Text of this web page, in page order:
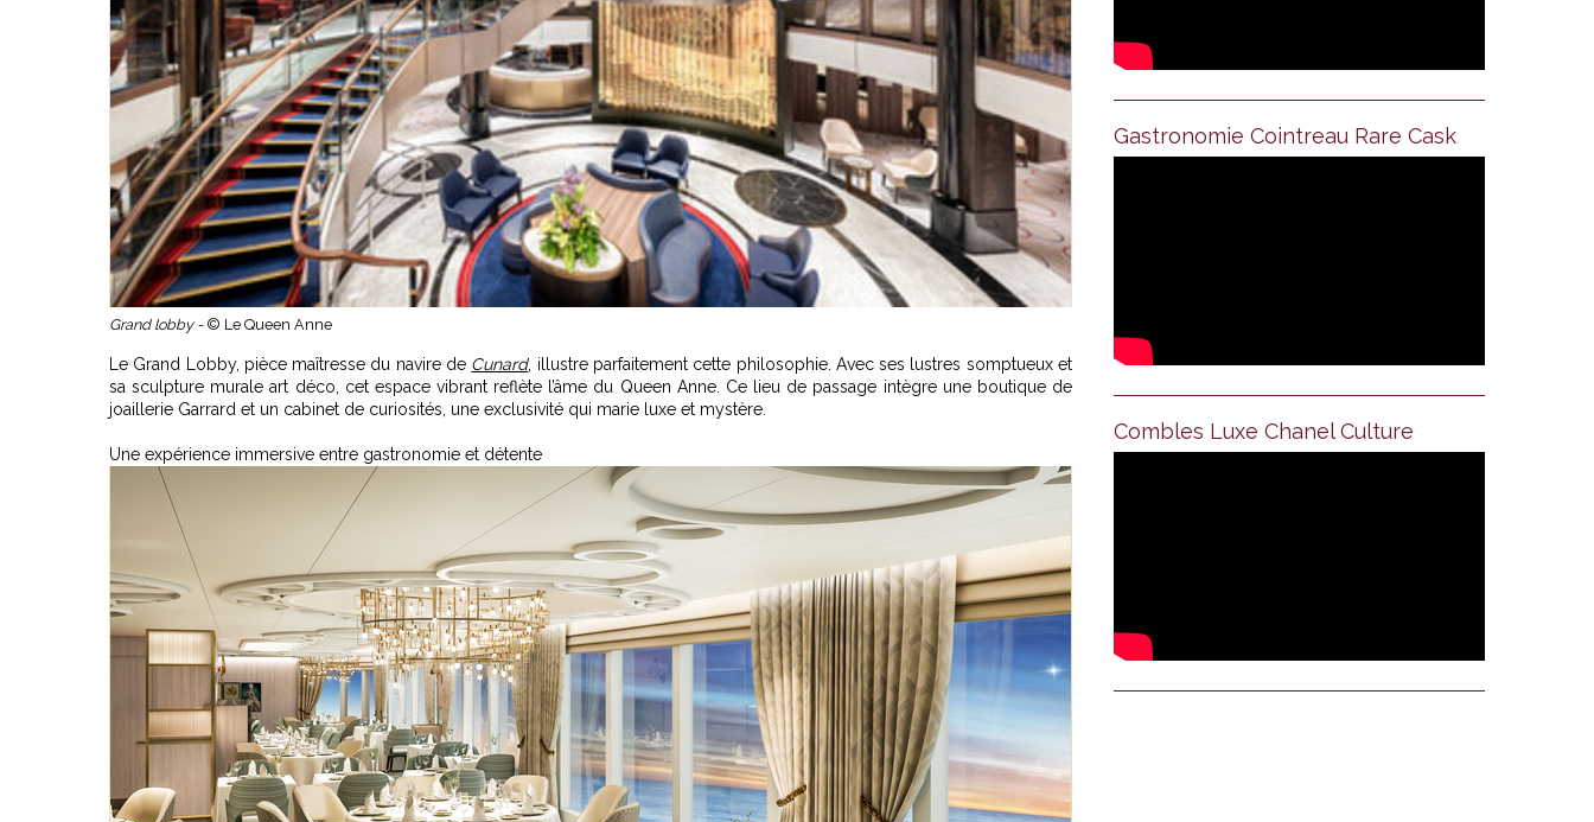
Grand lobby - © Le Queen Anne
Le Grand Lobby, pièce maîtresse du navire de Cunard, illustre parfaitement cette philosophie. Avec ses lustres somptueux et
sa sculpture murale art déco, cet espace vibrant reflète l’âme du Queen Anne. Ce lieu de passage intègre une boutique de
joaillerie Garrard et un cabinet de curiosités, une exclusivité qui marie luxe et mystère.
Une expérience immersive entre gastronomie et détente
Gastronomie Cointreau Rare Cask
Combles Luxe Chanel Culture